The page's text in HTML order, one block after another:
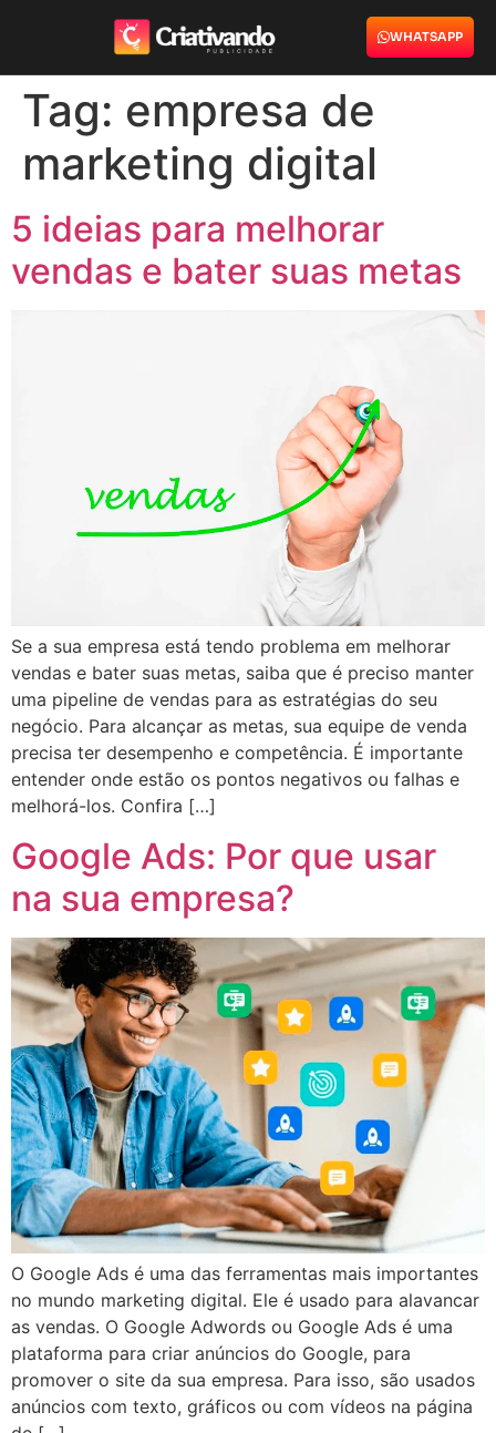
WHATSAPP
Tag: empresa de
marketing digital
5 ideias para melhorar
vendas e bater suas metas
Se a sua empresa está tendo problema em melhorar
vendas e bater suas metas, saiba que é preciso manter
uma pipeline de vendas para as estratégias do seu
negócio. Para alcançar as metas, sua equipe de venda
precisa ter desempenho e competência. É importante
entender onde estão os pontos negativos ou falhas e
melhorá-los. Confira […]
Google Ads: Por que usar
na sua empresa?
O Google Ads é uma das ferramentas mais importantes
no mundo marketing digital. Ele é usado para alavancar
as vendas. O Google Adwords ou Google Ads é uma
plataforma para criar anúncios do Google, para
promover o site da sua empresa. Para isso, são usados
anúncios com texto, gráficos ou com vídeos na página